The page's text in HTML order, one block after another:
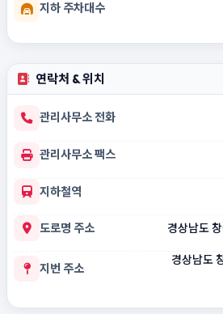
지하 주차대수
연락처 & 위치
관리사무소 전화
관리사무소 팩스
지하철역
도로명 주소 경상남도
지번 주소
경상남도